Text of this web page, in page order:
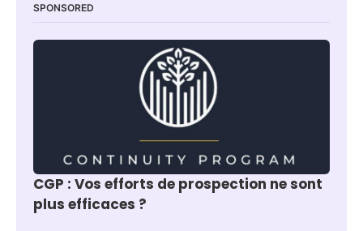
SPONSORED
CGP : Vos efforts de prospection ne sont
plus efficaces ?